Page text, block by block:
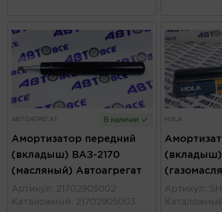
АВТОАГРЕГАТ В наличии
Амортизатор передний
(вкладыш) ВАЗ-2170
(масляный) Автоагрегат
Артикул : 21702905002
Каталожный : 21702905003
HOLA
(вкладыш)
Артикул :